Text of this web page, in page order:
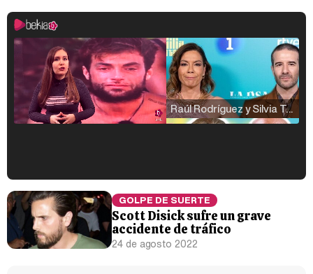
Raúl Rodríguez y Silvia Taulés nos cuentan su papel en 'La familia de la tele'
GOLPE DE SUERTE
Scott Disick sufre un grave
accidente de tráfico
24 de agosto 2022